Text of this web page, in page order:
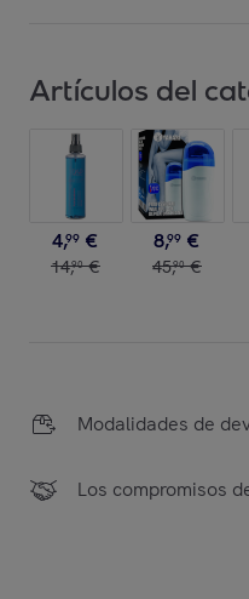
Artículos del
4,99 €
14,90 €
8,99 €
45,90 €
Modalidades de
Los compromisos